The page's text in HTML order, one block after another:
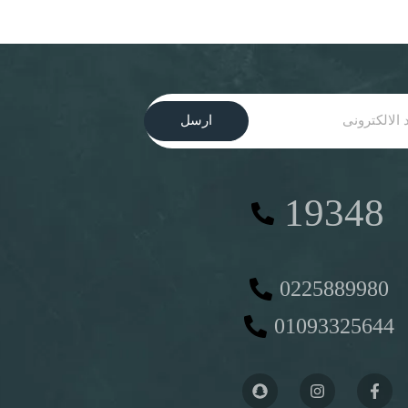
ارسل
19348
0225889980
01093325644